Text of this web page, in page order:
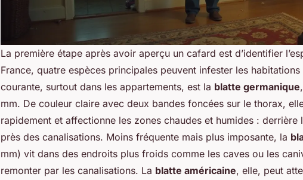
La première étape après avoir aperçu un cafard est d’identifier
France, quatre espèces principales peuvent infester les
courante, surtout dans les appartements, est la blatte germanique
mm. De couleur claire avec deux bandes foncées sur le thorax,
rapidement et affectionne les zones chaudes et humides : derrière
près des canalisations. Moins fréquente mais plus imposante, la
mm) vit dans des endroits plus froids comme les caves ou les
remonter par les canalisations. La blatte américaine, elle, peut